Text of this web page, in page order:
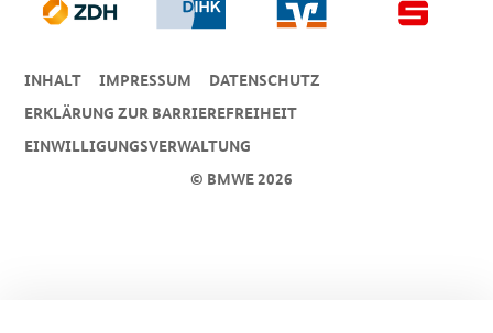
© BMWE 2026
INHALT IMPRESSUM
DA­TEN­SCHUTZ
ERKLÄRUNG ZUR BARRIEREFREIHEIT
EINWILLIGUNGSVERWALTUNG